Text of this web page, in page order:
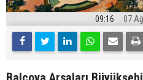
09:16 07